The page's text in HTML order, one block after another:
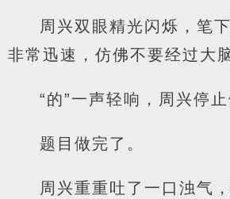
周兴双眼精光闪烁，笔
非常迅速，仿佛不要经过大
“的”一声轻响，周兴停
题目做完了。
周兴重重吐了一口浊气